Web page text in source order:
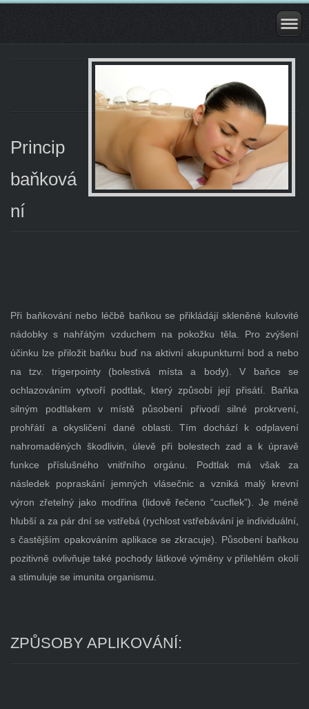
Princip
baňková
ní
Při baňkování nebo léčbě baňkou se přikládájí skleněné kulovité
nádobky s nahřátým vzduchem na pokožku těla. Pro zvýšení
účinku lze přiložit baňku buď na aktivní akupunkturní bod a nebo
na tzv. trigerpointy (bolestivá místa a body). V baňce se
ochlazováním vytvoří podtlak, který způsobí její přisátí. Baňka
silným podtlakem v místě působení přivodí silné prokrvení,
prohřátí a okysličení dané oblasti. Tím dochází k odplavení
nahromaděných škodlivin, úlevě při bolestech zad a k úpravě
funkce příslušného vnitřního orgánu. Podtlak má však za
následek popraskání jemných vlásečnic a vzniká malý krevní
výron zřetelný jako modřina (lidově řečeno “cucflek”). Je méně
hlubší a za pár dní se vstřebá (rychlost vstřebávání je individuální,
s častějším opakováním aplikace se zkracuje). Působení baňkou
pozitivně ovlivňuje také pochody látkové výměny v přilehlém okolí
a stimuluje se imunita organismu.
ZPŮSOBY APLIKOVÁNÍ: